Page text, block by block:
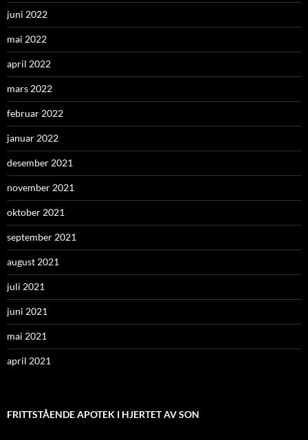
juni 2022
mai 2022
april 2022
mars 2022
februar 2022
januar 2022
desember 2021
november 2021
oktober 2021
september 2021
august 2021
juli 2021
juni 2021
mai 2021
april 2021
FRITTSTÅENDE APOTEK I HJERTET AV SON